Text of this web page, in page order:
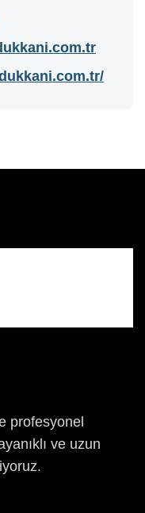
profesyonel
ve uzun